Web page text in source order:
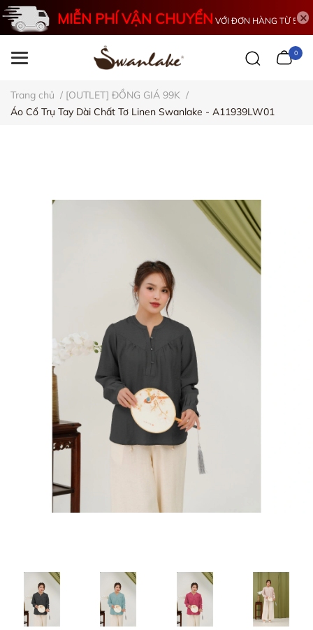
MIỄN PHÍ VẬN CHUYỂN VỚI ĐƠN HÀNG TỪ 500K
0
Trang chủ / [OUTLET] ĐỒNG GIÁ 99K /
Áo Cổ Trụ Tay Dài Chất Tơ Linen Swanlake - A11939LW01